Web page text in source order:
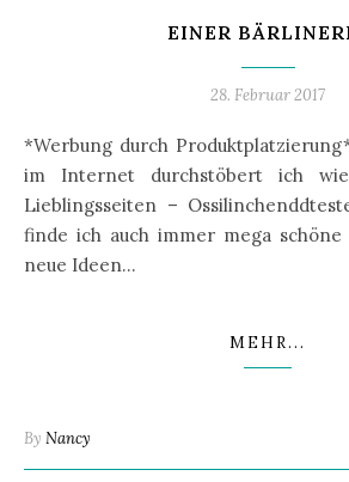
EINER
28. Februar 2017
*Werbung durch Produktplatzierung* Auf meiner Reise
im Internet durchstöbert ich
Lieblingsseiten –
finde ich auch immer mega
neue Ideen…
MEHR...
By Nancy